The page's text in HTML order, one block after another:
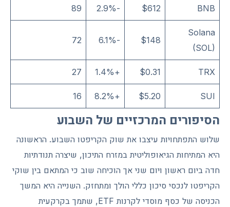
BNB
$612
-2.9%
89
Solana
(SOL)
$148
-6.1%
72
TRX
$0.31
+1.4%
27
SUI
$5.20
+8.2%
16
הסיפורים המרכזיים של השבוע
שלוש התפתחויות עיצבו את שוק הקריפטו השבוע. הראשונה
היא המתיחות הגיאופוליטית במזרח התיכון, שיצרה תנודתיות
חדה ביום ראשון ויום שני אך הוכיחה שוב כי המתאם בין שוקי
הקריפטו לנכסי סיכון כללי הולך ומתחזק. השנייה היא המשך
הכניסה של כסף מוסדי לקרנות ETF, שתמך בקרקעית